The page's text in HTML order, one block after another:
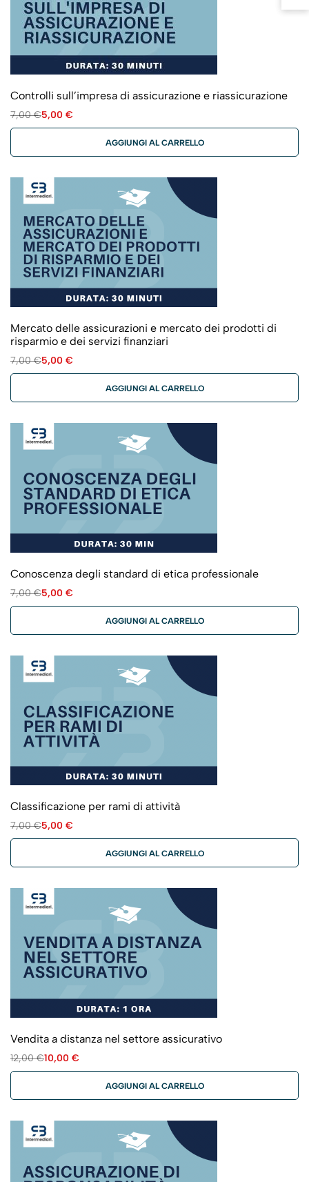
Controlli sull’impresa di assicurazione e riassicurazione
7,00€5,00 €
AGGIUNGI AL CARRELLO
Mercato delle assicurazioni e mercato dei prodotti di
risparmio e dei servizi finanziari
7,00€5,00 €
AGGIUNGI AL CARRELLO
Conoscenza degli standard di etica professionale
7,00€5,00 €
AGGIUNGI AL CARRELLO
Classificazione per rami di attività
7,00€5,00 €
AGGIUNGI AL CARRELLO
Vendita a distanza nel settore assicurativo
12,00€10,00 €
AGGIUNGI AL CARRELLO